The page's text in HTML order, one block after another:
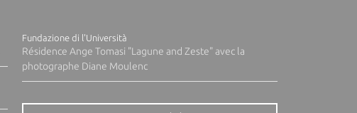
Fundazione di l'Università
Résidence Ange Tomasi "Lagune and Zeste" avec la
photographe Diane Moulenc